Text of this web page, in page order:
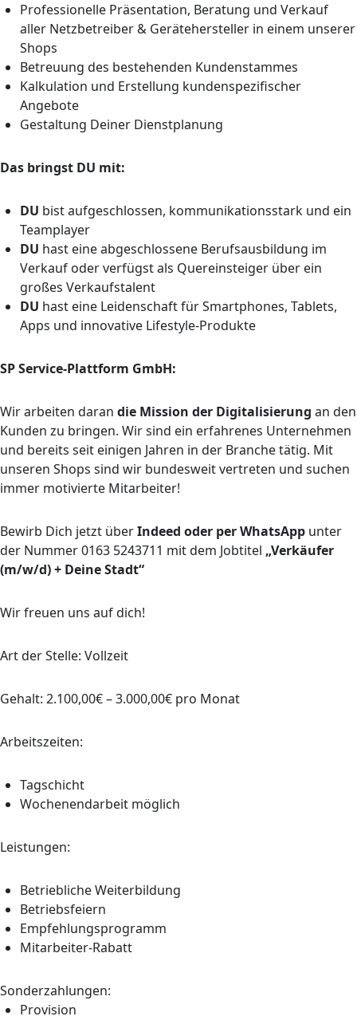
Professionelle Präsentation, Beratung und Verkauf
aller Netzbetreiber & Gerätehersteller in einem unserer
Shops
Betreuung des bestehenden Kundenstammes
Kalkulation und Erstellung kundenspezifischer
Angebote
Gestaltung Deiner Dienstplanung
Das bringst DU mit:
DU bist aufgeschlossen, kommunikationsstark und ein
Teamplayer
DU hast eine abgeschlossene Berufsausbildung im
Verkauf oder verfügst als Quereinsteiger über ein
großes Verkaufstalent
DU hast eine Leidenschaft für Smartphones, Tablets,
Apps und innovative Lifestyle-Produkte
SP Service-Plattform GmbH:
Wir arbeiten daran die Mission der Digitalisierung an den
Kunden zu bringen. Wir sind ein erfahrenes Unternehmen
und bereits seit einigen Jahren in der Branche tätig. Mit
unseren Shops sind wir bundesweit vertreten und suchen
immer motivierte Mitarbeiter!
Bewirb Dich jetzt überIndeed oder per WhatsApp unter
der Nummer 0163 5243711 mit dem Jobtitel „Verkäufer
(m/w/d) + Deine Stadt“
Wir freuen uns auf dich!
Art der Stelle: Vollzeit
Gehalt: 2.100,00€ – 3.000,00€ pro Monat
Arbeitszeiten:
Tagschicht
Wochenendarbeit möglich
Leistungen:
Betriebliche Weiterbildung
Betriebsfeiern
Empfehlungsprogramm
Mitarbeiter-Rabatt
Sonderzahlungen:
Provision